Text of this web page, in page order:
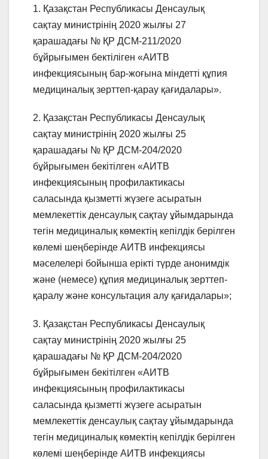
1. Қазақстан Республикасы Денсаулық
сақтау министрінің 2020 жылғы 27
қарашадағы № ҚР ДСМ-211/2020
бұйрығымен бектіліген «АИТВ
инфекциясының бар-жоғына міндетті құпия
медициналық зерттеп-қарау қағидалары».
2. Қазақстан Республикасы Денсаулық
сақтау министрінің 2020 жылғы 25
қарашадағы № ҚР ДСМ-204/2020
бұйрығымен бекітілген «АИТВ
инфекциясының профилактикасы
саласында қызметті жүзеге асыратын
мемлекеттік денсаулық сақтау ұйымдарында
тегін медициналық көмектің кепілдік берілген
көлемі шеңберінде АИТВ инфекциясы
мәселелері бойынша ерікті түрде анонимдік
және (немесе) құпия медициналық зерттеп-
қаралу және консультация алу қағидалары»;
3. Қазақстан Республикасы Денсаулық
сақтау министрінің 2020 жылғы 25
қарашадағы № ҚР ДСМ-204/2020
бұйрығымен бекітілген «АИТВ
инфекциясының профилактикасы
саласында қызметті жүзеге асыратын
мемлекеттік денсаулық сақтау ұйымдарында
тегін медициналық көмектің кепілдік берілген
көлемі шеңберінде АИТВ инфекциясы